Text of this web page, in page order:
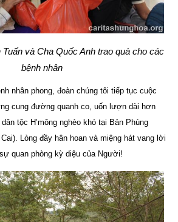
và Cha Quốc Anh trao quà cho các
bệnh nhân
nhân phong, đoàn chúng tôi tiếp tục cuộc
cung đường quanh co, uốn lượn dài hơn
tộc H’mông nghèo khó tại Bản Phùng
Lòng đầy hân hoan và miệng hát vang lời
quan phòng kỳ diệu của Người!